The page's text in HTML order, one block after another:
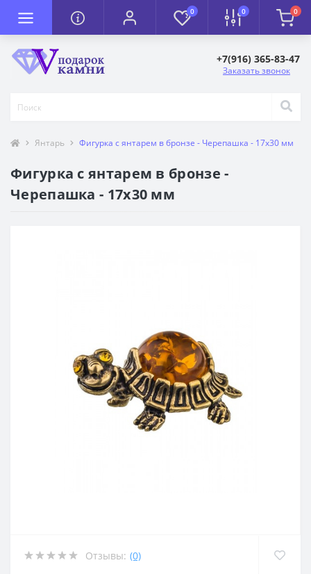
0 0 0
+7(916) 365-83-47
Заказать звонок
Янтарь Фигурка с янтарем в бронзе - Черепашка - 17х30 мм
Фигурка с янтарем в бронзе -
Черепашка - 17х30 мм
Отзывы: (0)